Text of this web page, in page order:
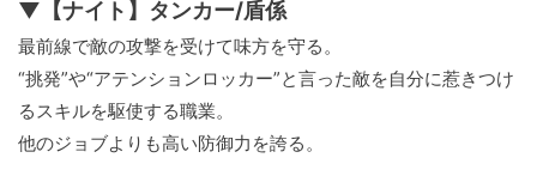
▼【ナイト】タンカー/盾係
最前線で敵の攻撃を受けて味方を守る。
“挑発”や“アテンションロッカー”と言った敵を自分に惹きつけ
るスキルを駆使する職業。
他のジョブよりも高い防御力を誇る。